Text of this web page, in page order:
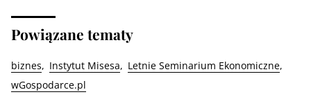
Powiązane tematy
biznes Instytut Misesa
Letnie Seminarium Ekonomiczne
wGospodarce.pl